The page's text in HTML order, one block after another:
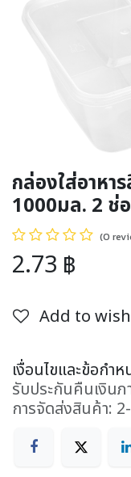
กล่องใส่อาหา
1000มล. 2 ช่
(0
2.73 ฿
Add to
เงื่อนไขและข้อกำ
รับประกันคืนเงินภ
การจัดส่งสินค้า: